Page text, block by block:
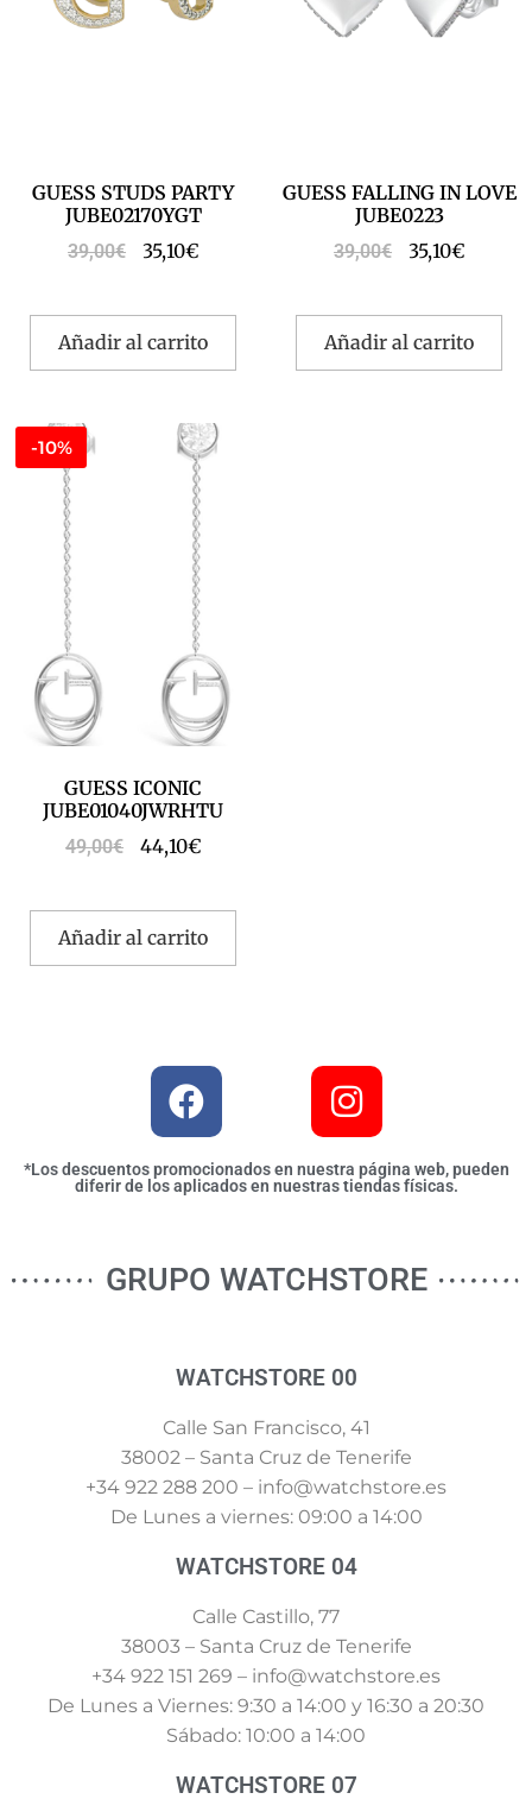
GUESS STUDS PARTY
JUBE02170YGT
39,00€ 35,10€
Añadir al carrito
GUESS FALLING IN LOVE
JUBE0223
39,00€ 35,10€
Añadir al carrito
-10%
GUESS ICONIC
JUBE01040JWRHTU
49,00€ 44,10€
Añadir al carrito
*Los descuentos promocionados en nuestra página web, pueden
diferir de los aplicados en nuestras tiendas físicas.
GRUPO WATCHSTORE
WATCHSTORE 00
Calle San Francisco, 41
38002 – Santa Cruz de Tenerife
+34 922 288 200 – info@watchstore.es
De Lunes a viernes: 09:00 a 14:00
WATCHSTORE 04
Calle Castillo, 77
38003 – Santa Cruz de Tenerife
+34 922 151 269 – info@watchstore.es
De Lunes a Viernes: 9:30 a 14:00 y 16:30 a 20:30
Sábado: 10:00 a 14:00
WATCHSTORE 07